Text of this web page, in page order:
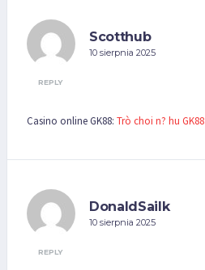
Scotthub
10 sierpnia 2025
REPLY
Casino online GK88: Trò choi n? hu GK88
DonaldSailk
10 sierpnia 2025
REPLY